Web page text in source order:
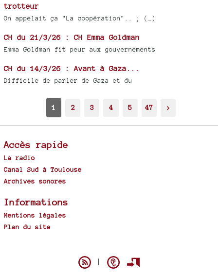
trotteur
On appelait ça "La coopération".. ; (…)
CH du 21/3/26 : CH Emma Goldman
Emma Goldman fit peur aux gouvernements
CH du 14/3/26 : Avant à Gaza...
Difficile de parler de Gaza et du
1 2 3 4 5 47 >
Accès rapide
La radio
Canal Sud à Toulouse
Archives sonores
Informations
Mentions légales
Plan du site
|